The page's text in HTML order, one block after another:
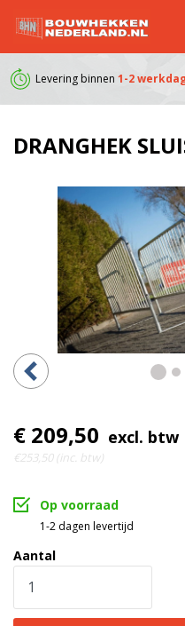
Levering binnen1-2
DRANGHEK
€ 209,50 excl. btw
€253,50 (inc. btw)
Op voorraad
1-2 dagen levertijd
Aantal